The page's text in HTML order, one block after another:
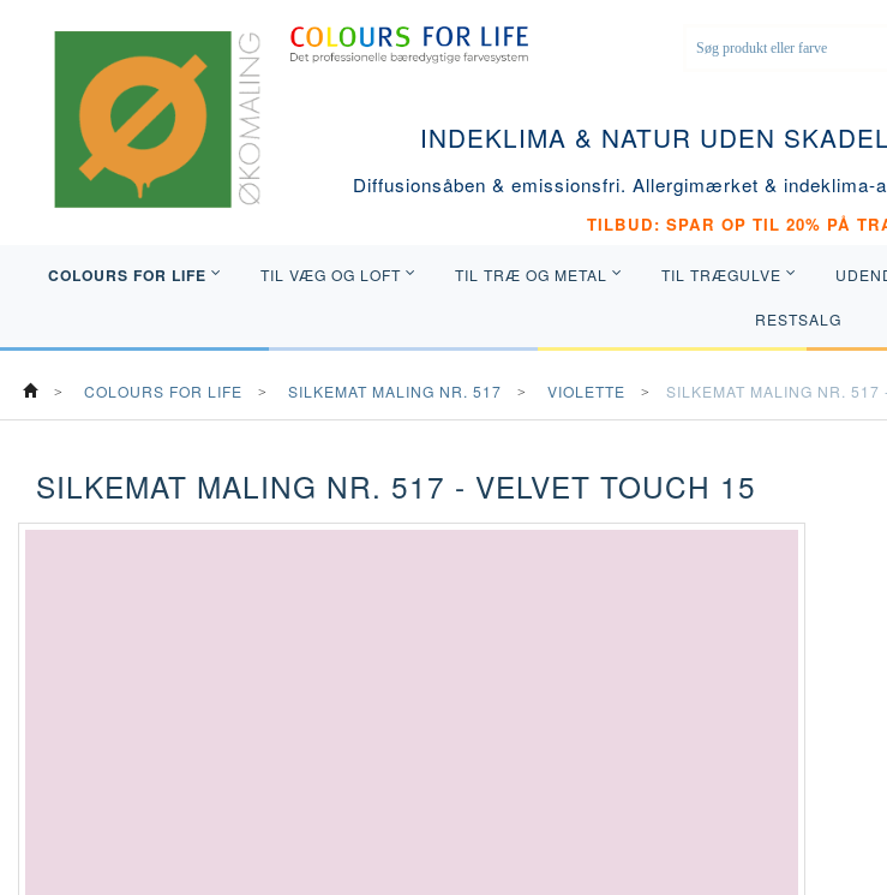
INDEKLIMA & NATUR UDEN
Diffusionsåben & emissionsfri. Allergimærket &
TILBUD: SPAR OP TIL 20% PÅ
COLOURS FOR LIFE TIL VÆG OG LOFT TIL TRÆ OG METAL TIL TRÆGULVE
RESTSALG
COLOURS FOR LIFE SILKEMAT MALING NR. 517 VIOLETTE SILKEMAT MALING NR. 517
SILKEMAT MALING NR. 517 - VELVET TOUCH 15